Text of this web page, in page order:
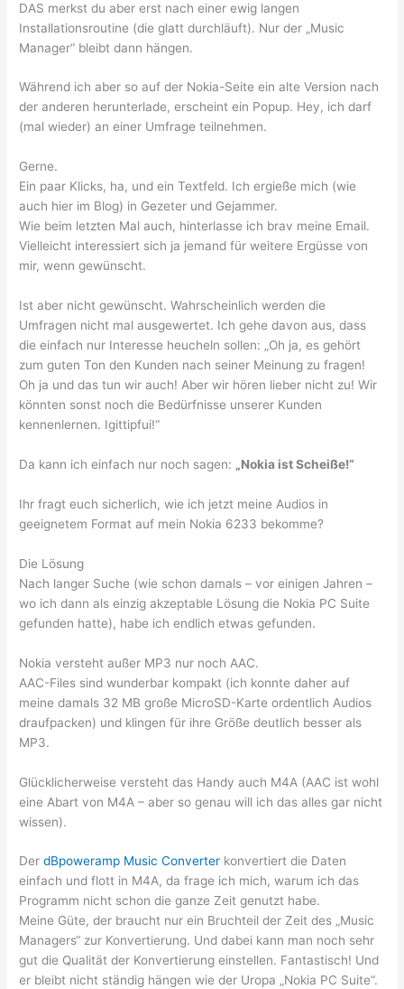
DAS merkst du aber erst nach einer ewig langen
Installationsroutine (die glatt durchläuft). Nur der „Music
Manager“ bleibt dann hängen.
Während ich aber so auf der Nokia-Seite ein alte Version nach
der anderen herunterlade, erscheint ein Popup. Hey, ich darf
(mal wieder) an einer Umfrage teilnehmen.
Gerne.
Ein paar Klicks, ha, und ein Textfeld. Ich ergieße mich (wie
auch hier im Blog) in Gezeter und Gejammer.
Wie beim letzten Mal auch, hinterlasse ich brav meine Email.
Vielleicht interessiert sich ja jemand für weitere Ergüsse von
mir, wenn gewünscht.
Ist aber nicht gewünscht. Wahrscheinlich werden die
Umfragen nicht mal ausgewertet. Ich gehe davon aus, dass
die einfach nur Interesse heucheln sollen: „Oh ja, es gehört
zum guten Ton den Kunden nach seiner Meinung zu fragen!
Oh ja und das tun wir auch! Aber wir hören lieber nicht zu! Wir
könnten sonst noch die Bedürfnisse unserer Kunden
kennenlernen. Igittipfui!“
Da kann ich einfach nur noch sagen: „Nokia ist Scheiße!“
Ihr fragt euch sicherlich, wie ich jetzt meine Audios in
geeignetem Format auf mein Nokia 6233 bekomme?
Die Lösung
Nach langer Suche (wie schon damals – vor einigen Jahren –
wo ich dann als einzig akzeptable Lösung die Nokia PC Suite
gefunden hatte), habe ich endlich etwas gefunden.
Nokia versteht außer MP3 nur noch AAC.
AAC-Files sind wunderbar kompakt (ich konnte daher auf
meine damals 32 MB große MicroSD-Karte ordentlich Audios
draufpacken) und klingen für ihre Größe deutlich besser als
MP3.
Glücklicherweise versteht das Handy auch M4A (AAC ist wohl
eine Abart von M4A – aber so genau will ich das alles gar nicht
wissen).
DerdBpoweramp Music Converter konvertiert die Daten
einfach und flott in M4A, da frage ich mich, warum ich das
Programm nicht schon die ganze Zeit genutzt habe.
Meine Güte, der braucht nur ein Bruchteil der Zeit des „Music
Managers“ zur Konvertierung. Und dabei kann man noch sehr
gut die Qualität der Konvertierung einstellen. Fantastisch! Und
er bleibt nicht ständig hängen wie der Uropa „Nokia PC Suite“.